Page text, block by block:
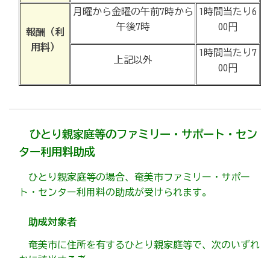
報酬（利
用料）
月曜から金曜の午前7時から
午後7時
1時間当たり6
00円
上記以外
1時間当たり7
00円
ひとり親家庭等のファミリー・サポート・セン
ター利用料助成
ひとり親家庭等の場合、奄美市ファミリー・サポー
ト・センター利用料の助成が受けられます。
助成対象者
奄美市に住所を有するひとり親家庭等で、次のいずれ